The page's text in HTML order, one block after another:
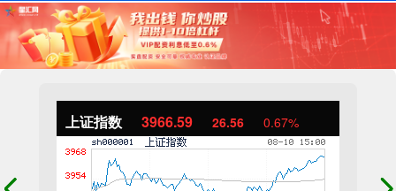
上证指数 3966.59 26.56 0.67%